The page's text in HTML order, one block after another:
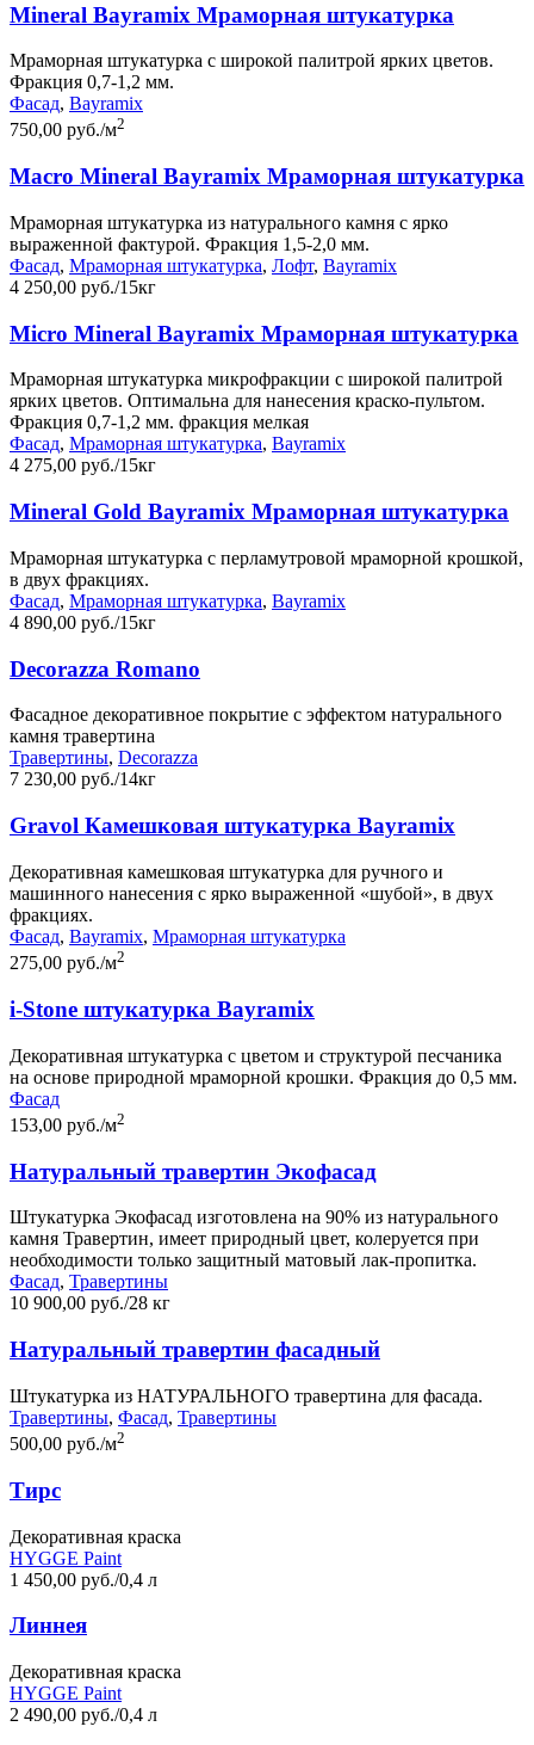
Mineral Bayramix Мраморная штукатурка
Мраморная штукатурка с широкой палитрой ярких цветов.
Фракция 0,7-1,2 мм.
Фасад, Bayramix
750,00 руб./м2
Macro Mineral Bayramix Мраморная штукатурка
Мраморная штукатурка из натурального камня с ярко
выраженной фактурой. Фракция 1,5-2,0 мм.
Фасад, Мраморная штукатурка, Лофт, Bayramix
4 250,00 руб./15кг
Micro Mineral Bayramix Мраморная штукатурка
Мраморная штукатурка микрофракции с широкой палитрой
ярких цветов. Оптимальна для нанесения краско-пультом.
Фракция 0,7-1,2 мм. фракция мелкая
Фасад, Мраморная штукатурка, Bayramix
4 275,00 руб./15кг
Mineral Gold Bayramix Мраморная штукатурка
Мраморная штукатурка с перламутровой мраморной крошкой,
в двух фракциях.
Фасад, Мраморная штукатурка, Bayramix
4 890,00 руб./15кг
Decorazza Romano
Фасадное декоративное покрытие с эффектом натурального
камня травертина
Травертины, Decorazza
7 230,00 руб./14кг
Gravol Камешковая штукатурка Bayramix
Декоративная камешковая штукатурка для ручного и
машинного нанесения с ярко выраженной «шубой», в двух
фракциях.
Фасад, Bayramix, Мраморная штукатурка
275,00 руб./м2
i-Stone штукатурка Bayramix
Декоративная штукатурка с цветом и структурой песчаника
на основе природной мраморной крошки. Фракция до 0,5 мм.
Фасад
153,00 руб./м2
Натуральный травертин Экофасад
Штукатурка Экофасад изготовлена на 90% из натурального
камня Травертин, имеет природный цвет, колеруется при
необходимости только защитный матовый лак-пропитка.
Фасад, Травертины
10 900,00 руб./28 кг
Натуральный травертин фасадный
Штукатурка из НАТУРАЛЬНОГО травертина для фасада.
Травертины, Фасад, Травертины
500,00 руб./м2
Тирс
Декоративная краска
HYGGE Paint
1 450,00 руб./0,4 л
Линнея
Декоративная краска
HYGGE Paint
2 490,00 руб./0,4 л